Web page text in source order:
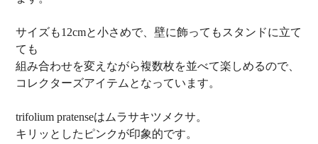
サイズも12cmと小さめで、壁に飾ってもスタンドに立て
ても
組み合わせを変えながら複数枚を並べて楽しめるので、
コレクターズアイテムとなっています。
trifolium pratenseはムラサキツメクサ。
キリッとしたピンクが印象的です。